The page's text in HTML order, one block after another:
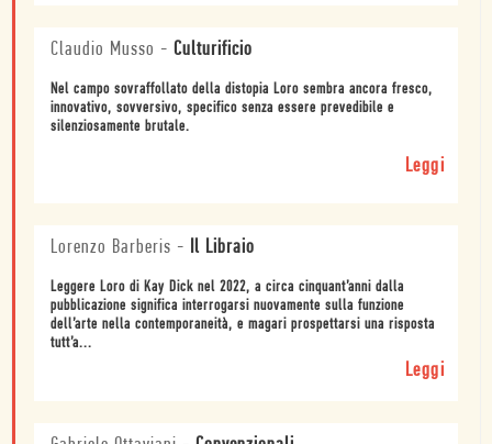
Claudio Musso - Culturificio
Nel campo sovraffollato della distopia Loro sembra ancora fresco,
innovativo, sovversivo, specifico senza essere prevedibile e
silenziosamente brutale.
Leggi
Lorenzo Barberis - Il Libraio
Leggere Loro di Kay Dick nel 2022, a circa cinquant’anni dalla
pubblicazione significa interrogarsi nuovamente sulla funzione
dell’arte nella contemporaneità, e magari prospettarsi una risposta
tutt’a...
Leggi